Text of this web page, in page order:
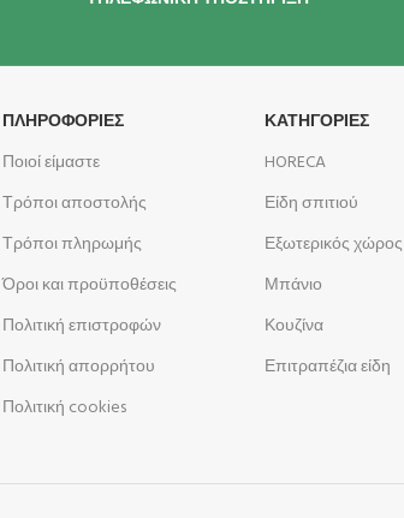
ΠΛΗΡΟΦΟΡΊΕΣ
Ποιοί είμαστε
Τρόποι αποστολής
Τρόποι πληρωμής
Όροι και προϋποθέσεις
Πολιτική επιστροφών
Πολιτική απορρήτου
Πολιτική cookies
ΚΑΤΗΓΟΡΙΕΣ
HORECA
Είδη σπιτιού
Εξωτερικός χώρος
Μπάνιο
Κουζίνα
Επιτραπέζια είδη